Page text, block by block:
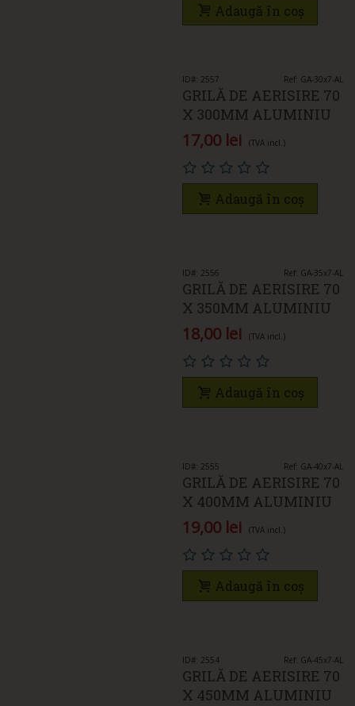
Adaugă în coș
ID#: 2557 Ref: GA-30x7-AL
GRILĂ DE AERISIRE 70
X 300MM ALUMINIU
17,00 lei (TVA incl.)
Adaugă în coș
ID#: 2556 Ref: GA-35x7-AL
GRILĂ DE AERISIRE 70
X 350MM ALUMINIU
18,00 lei (TVA incl.)
Adaugă în coș
ID#: 2555 Ref: GA-40x7-AL
GRILĂ DE AERISIRE 70
X 400MM ALUMINIU
19,00 lei (TVA incl.)
Adaugă în coș
ID#: 2554 Ref: GA-45x7-AL
GRILĂ DE AERISIRE 70
X 450MM ALUMINIU